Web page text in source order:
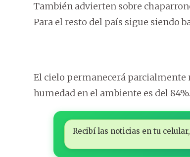
También advierten sobre
Para el resto del país sigue siendo
El cielo permanecerá parcialmente
humedad en el ambiente es del 84%.
Recibí las noticias en tu